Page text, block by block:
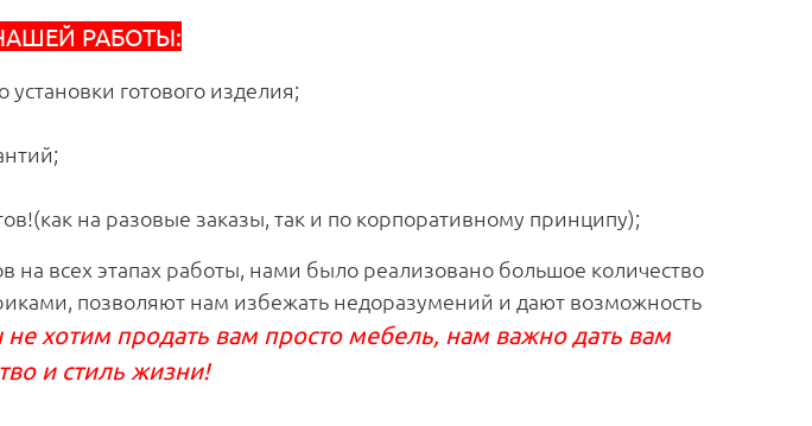
РАБОТЫ:
готового изделия;
на разовые заказы, так и по корпоративному принципу);
всех этапах работы, нами было реализовано большое количество
позволяют нам избежать недоразумений и дают возможность
хотим продать вам просто мебель, нам важно дать вам
и стиль жизни!